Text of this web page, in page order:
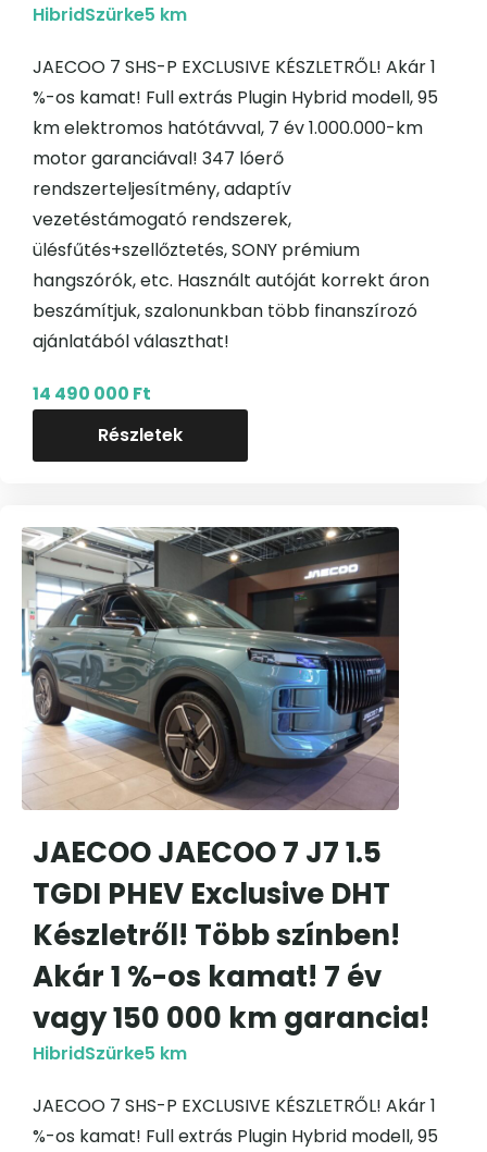
HibridSzürke5 km
JAECOO 7 SHS-P EXCLUSIVE KÉSZLETRŐL! Akár 1
%-os kamat! Full extrás Plugin Hybrid modell, 95
km elektromos hatótávval, 7 év 1.000.000-km
motor garanciával! 347 lóerő
rendszerteljesítmény, adaptív
vezetéstámogató rendszerek,
ülésfűtés+szellőztetés, SONY prémium
hangszórók, etc. Használt autóját korrekt áron
beszámítjuk, szalonunkban több finanszírozó
ajánlatából választhat!
Részletek
14 490 000 Ft
JAECOO JAECOO 7 J7 1.5
TGDI PHEV Exclusive DHT
Készletről! Több színben!
Akár 1 %-os kamat! 7 év
vagy 150 000 km garancia!
HibridSzürke5 km
JAECOO 7 SHS-P EXCLUSIVE KÉSZLETRŐL! Akár 1
%-os kamat! Full extrás Plugin Hybrid modell, 95